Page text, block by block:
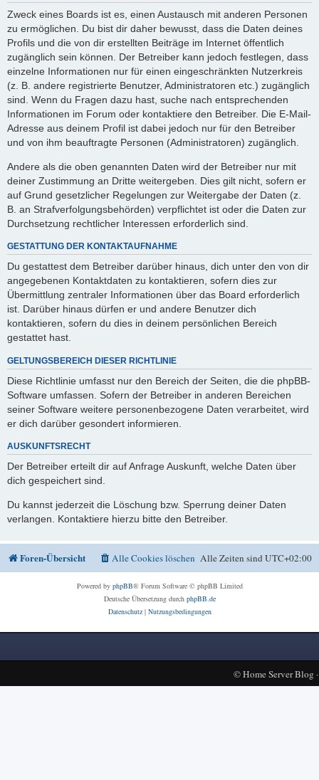
Zweck eines Boards ist es, einen Austausch mit anderen Personen
zu ermöglichen. Du bist dir daher bewusst, dass die Daten deines
Profils und die von dir erstellten Beiträge im Internet öffentlich
zugänglich sein können. Der Betreiber kann jedoch festlegen, dass
einzelne Informationen nur für einen eingeschränkten Nutzerkreis
(z. B. andere registrierte Benutzer, Administratoren etc.) zugänglich
sind. Wenn du Fragen dazu hast, suche nach entsprechenden
Informationen im Forum oder kontaktiere den Betreiber. Die E-Mail-
Adresse aus deinem Profil ist dabei jedoch nur für den Betreiber
und von ihm beauftragte Personen (Administratoren) zugänglich.
Andere als die oben genannten Daten wird der Betreiber nur mit
deiner Zustimmung an Dritte weitergeben. Dies gilt nicht, sofern er
auf Grund gesetzlicher Regelungen zur Weitergabe der Daten (z.
B. an Strafverfolgungsbehörden) verpflichtet ist oder die Daten zur
Durchsetzung rechtlicher Interessen erforderlich sind.
GESTATTUNG DER KONTAKTAUFNAHME
Du gestattest dem Betreiber darüber hinaus, dich unter den von dir
angegebenen Kontaktdaten zu kontaktieren, sofern dies zur
Übermittlung zentraler Informationen über das Board erforderlich
ist. Darüber hinaus dürfen er und andere Benutzer dich
kontaktieren, sofern du dies in deinem persönlichen Bereich
gestattet hast.
GELTUNGSBEREICH DIESER RICHTLINIE
Diese Richtlinie umfasst nur den Bereich der Seiten, die die phpBB-
Software umfassen. Sofern der Betreiber in anderen Bereichen
seiner Software weitere personenbezogene Daten verarbeitet, wird
er dich darüber gesondert informieren.
AUSKUNFTSRECHT
Der Betreiber erteilt dir auf Anfrage Auskunft, welche Daten über
dich gespeichert sind.
Du kannst jederzeit die Löschung bzw. Sperrung deiner Daten
verlangen. Kontaktiere hierzu bitte den Betreiber.
Foren-Übersicht Alle Zeiten sindUTC+02:00
Alle Cookies löschen
Powered by phpBB® Forum Software © phpBB Limited
Deutsche Übersetzung durch phpBB.de
Datenschutz| Nutzungsbedingungen
©Home Server Blog